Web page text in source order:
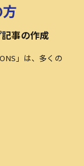
事の作成
」は、多くの